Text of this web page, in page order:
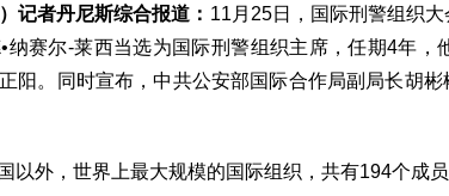
记者丹尼斯综合报道： 11月25日，国际刑警组织
纳赛尔-莱西当选为国际刑警组织主席，任期4年，
阳。同时宣布，中共公安部国际合作局副局长胡彬
以外，世界上最大规模的国际组织，共有194个成员